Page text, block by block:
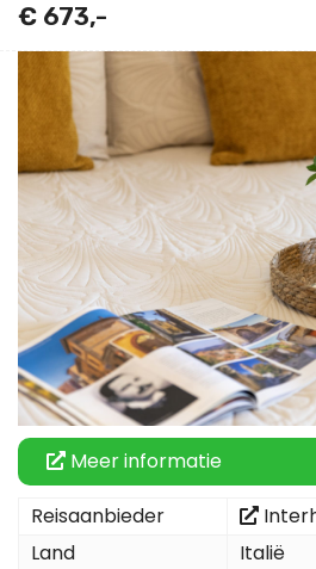
€ 673,-
Meer informatie
Reisaanbieder
Land
Italië